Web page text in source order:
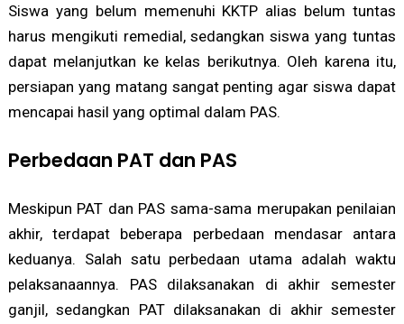
Siswa yang belum memenuhi KKTP alias belum tuntas
harus mengikuti remedial, sedangkan siswa yang tuntas
dapat melanjutkan ke kelas berikutnya. Oleh karena itu,
persiapan yang matang sangat penting agar siswa dapat
mencapai hasil yang optimal dalam PAS.
Perbedaan PAT dan PAS
Meskipun PAT dan PAS sama-sama merupakan penilaian
akhir, terdapat beberapa perbedaan mendasar antara
keduanya. Salah satu perbedaan utama adalah waktu
pelaksanaannya. PAS dilaksanakan di akhir semester
ganjil, sedangkan PAT dilaksanakan di akhir semester